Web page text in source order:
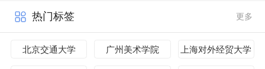
热门标签 更多
北京交通大学 广州美术学院
上海对外经贸大学